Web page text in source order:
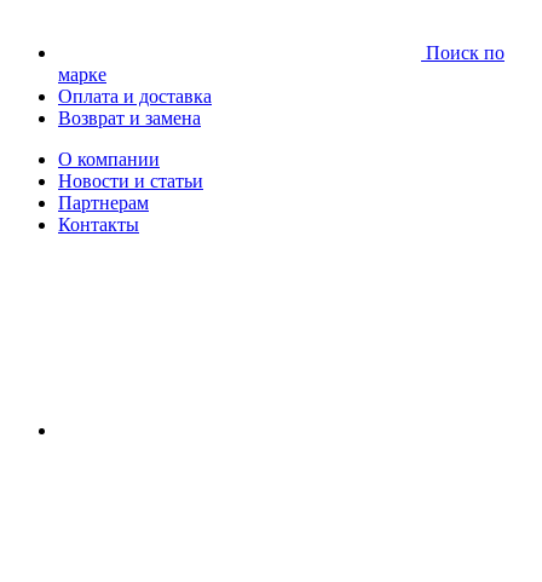
Поиск по
марке
Оплата и доставка
Возврат и замена
О компании
Новости и статьи
Партнерам
Контакты